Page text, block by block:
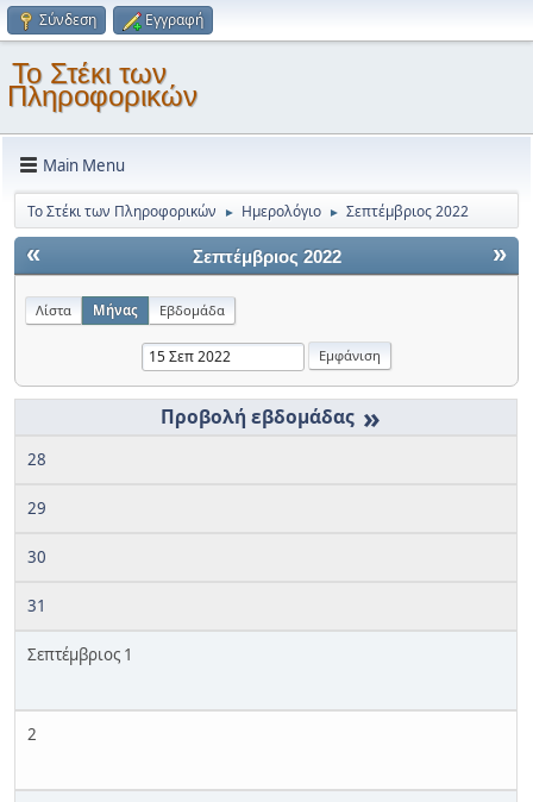
Σύνδεση Εγγραφή
Το Στέκι των
Πληροφορικών
Main Menu
Το Στέκι των Πληροφορικών ► Ημερολόγιο ► Σεπτέμβριος 2022
« »
Σεπτέμβριος 2022
Λίστα Μήνας Εβδομάδα
»
28
29
30
31
Σεπτέμβριος 1
2